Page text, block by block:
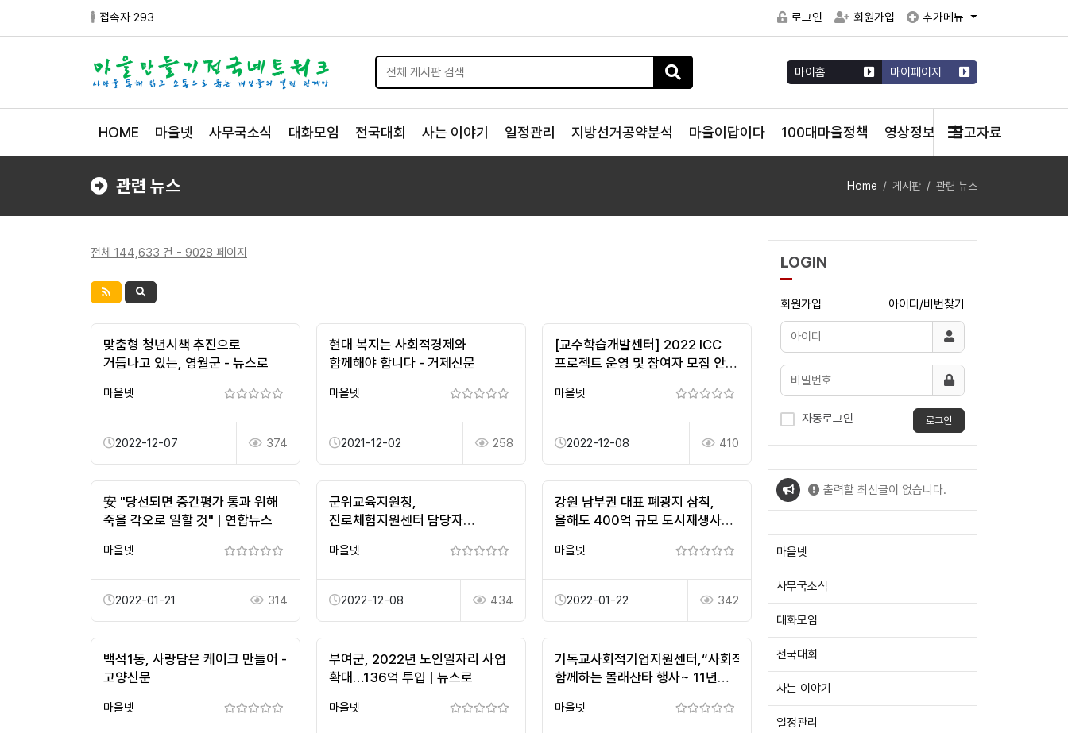
접속자 293 로그인 회원가입 추가메뉴
마이홈 마이페이지
HOME 마을넷 사무국소식 대화모임 전국대회 사는 이야기 일정관리 지방선거공약분석 마을이답이다 100대마을정책 영상정보 참고자료
관련 뉴스 Home 게시판 관련 뉴스
전체 144,633 건 - 9028 페이지
맞춤형 청년시책 추진으로
거듭나고 있는, 영월군 - 뉴스로
마을넷
2022-12-07 374
현대 복지는 사회적경제와
함께해야 합니다 - 거제신문
마을넷
2021-12-02 258
[교수학습개발센터] 2022 ICC
프로젝트 운영 및 참여자 모집 안내
마을넷
2022-12-08 410
安 "당선되면 중간평가 통과 위해
죽을 각오로 일할 것" | 연합뉴스
마을넷
2022-01-21 314
군위교육지원청,
진로체험지원센터 담당자
마을넷
2022-12-08 434
강원 남부권 대표 폐광지 삼척,
올해도 400억 규모 도시재생사업
기사본문
마을넷
2022-01-22 342
백석1동, 사랑담은 케이크 만들어 -
고양신문
마을넷
부여군, 2022년 노인일자리 사업
확대…136억 투입 | 뉴스로
마을넷
기독교사회적기업지원센터,“사회적기업과
함께하는 몰래산타 행사~ 11년째
마을넷
LOGIN
회원가입 아이디/비번찾기
자동로그인 로그인
출력할 최신글이 없습니다.
마을넷
사무국소식
대화모임
전국대회
사는 이야기
일정관리